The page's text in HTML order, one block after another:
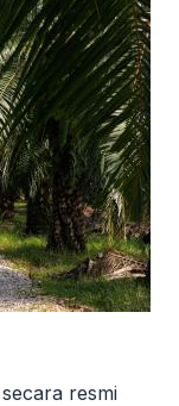
resmi